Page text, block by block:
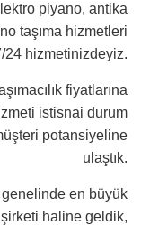
piyano, antika
taşıma hizmetleri
24 hizmetinizdeyiz.
fiyatlarına
istisnai durum
potansiyeline
ulaştık.
genelinde en büyük
şirketi haline geldik,